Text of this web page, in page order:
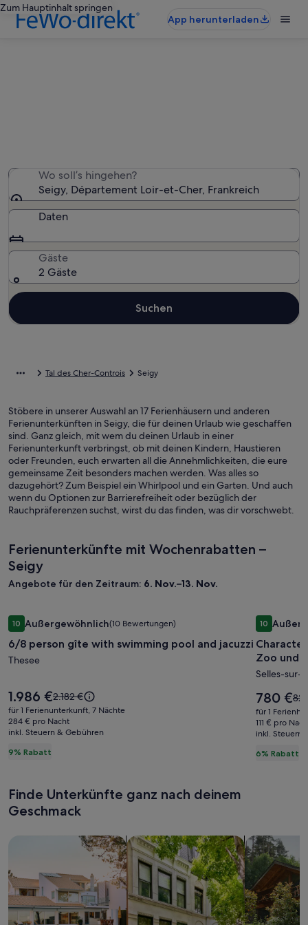
Zum Hauptinhalt springen
App herunterladen
Wo soll’s hingehen?
Seigy, Département Loir-et-Cher, Frankreich
Daten
Gäste
2 Gäste
Suchen
Tal des Cher-Controis Seigy
Stöbere in unserer Auswahl an 17 Ferienhäusern und anderen
Ferienunterkünften in Seigy, die für deinen Urlaub wie geschaffen
sind. Ganz gleich, mit wem du deinen Urlaub in einer
Ferienunterkunft verbringst, ob mit deinen Kindern, Haustieren
oder Freunden, euch erwarten all die Annehmlichkeiten, die eure
gemeinsame Zeit besonders machen werden. Was alles so
dazugehört? Zum Beispiel ein Whirlpool und ein Garten. Und auch
wenn du Optionen zur Barrierefreiheit oder bezüglich der
Rauchpräferenzen suchst, wirst du das finden, was dir vorschwebt.
Ferienunterkünfte mit Wochenrabatten –
Seigy
Angebote für den Zeitraum: 6. Nov.–13. Nov.
Bildergalerie
für
6/8
person
with
swimming
pool
jacuzzi
1010 von 10, Außergewöhnlich, (10 Bewertungen)
Außergewöhnlich(10 Bewertungen)
6/8 person gîte with swimming pool and jacuzzi
Thesee
9% Rabatt
Der
Preis
beträgt
1.986 €.
1.986 €Der
alte
Preis
war
zum
Standardpreis.
2.182 €
für 1 Ferienunterkunft, 7 Nächte
284 € pro Nacht
inkl. Steuern & Gebühren
6/8 person gîte with swimming pool and jacuzzi
für
in
der
Nähe
des
Beauval
Zoo
Loire
1010 von 10,
Zoo und
Selles-sur-
6% Rabatt
Der
Preis
beträgt
780 €.
780 €Der
alte
war
für 1
111 € pro
inkl. Steuern
Character
Finde Unterkünfte ganz nach deinem
Geschmack
Suche nach FerienhäusernSuche nach Ferienwohnungen oder
Suche nach